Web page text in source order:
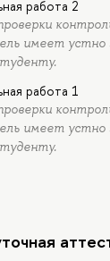
работа 2
имеет устно
работа 1
имеет устно